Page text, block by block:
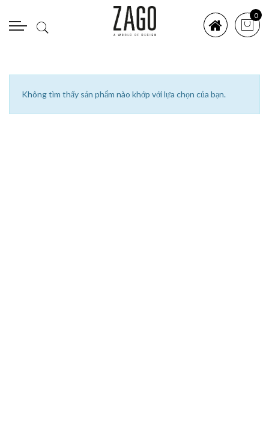
0
Không tìm thấy sản phẩm nào khớp với lựa chọn của bạn.